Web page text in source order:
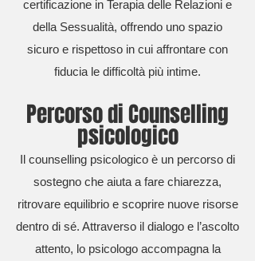
certificazione in Terapia delle Relazioni e
della Sessualità, offrendo uno spazio
sicuro e rispettoso in cui affrontare con
fiducia le difficoltà più intime.
Percorso di Counselling
psicologico
Il counselling psicologico è un percorso di
sostegno che aiuta a fare chiarezza,
ritrovare equilibrio e scoprire nuove risorse
dentro di sé. Attraverso il dialogo e l’ascolto
attento, lo psicologo accompagna la